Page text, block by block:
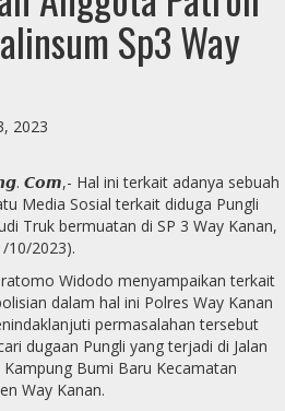
Sp3 Way
2023
𝘾𝙤𝙢,- Hal ini terkait adanya sebuah
Media Sosial terkait diduga Pungli
Truk bermuatan di SP 3 Way Kanan,
10/2023).
Widodo menyampaikan terkait
dalam hal ini Polres Way Kanan
permasalahan tersebut
dugaan Pungli yang terjadi di Jalan
Bumi Baru Kecamatan
Way Kanan.